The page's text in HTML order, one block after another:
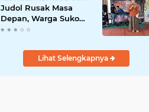
Kebakaran
Permukiman
Judol Rusak Masa
Depan, Warga Suko
Awin Jaya Diminta
Lihat Selengkapnya